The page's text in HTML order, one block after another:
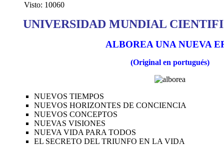
Visto: 10060
UNIVERSIDAD MUNDIAL
ALBOREA UNA NUEVA
(Original en portugués)
NUEVOS TIEMPOS
NUEVOS HORIZONTES DE CONCIENCIA
NUEVOS CONCEPTOS
NUEVAS VISIONES
NUEVA VIDA PARA TODOS
EL SECRETO DEL TRIUNFO EN LA VIDA